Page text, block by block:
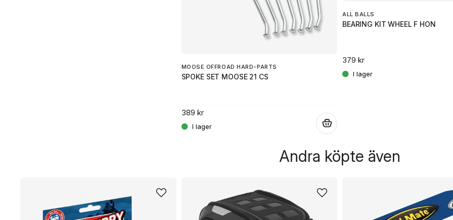
MOOSE OFFROAD HARD-PARTS
SPOKE SET MOOSE 21 CS
389 kr
ALL BALLS
BEARING KIT WHEEL F HON
379 kr
Andra köpte även